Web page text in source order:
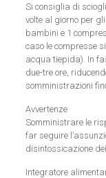
Si consiglia di
volte al giorno per
bambini e 1
caso le compresse
acqua tiepida). In
due-tre ore,
somministrazioni
Avvertenze
Somministrare le
far seguire
disintossicazione
Integratore